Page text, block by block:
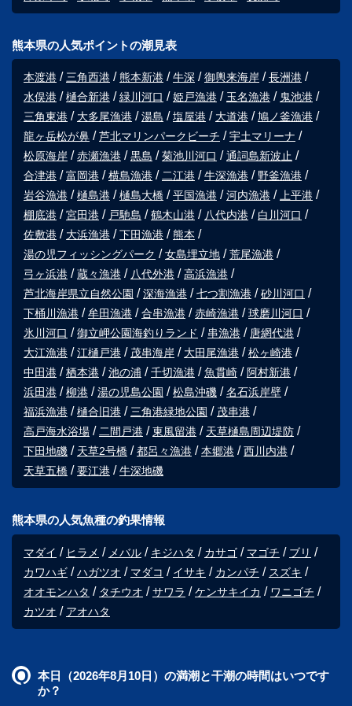
熊本県の人気ポイントの潮見表
本渡港 三角西港 熊本新港 牛深 御輿来海岸
長洲港
水俣港
樋合新港 緑川河口 姫戸漁港 玉名漁港
鬼池港
三角東港
大多尾漁港 湯島 塩屋港 大道港
鳩ノ釜漁港
龍ヶ岳松が鼻
芦北マリンパークビーチ
宇土マリーナ
松原海岸
赤瀬漁港 黒島 菊池川河口
通詞島新波止
合津港
富岡港 横島漁港 二江港 牛深漁港
野釜漁港
岩谷漁港
樋島港 樋島大橋 平国漁港 河内漁港
上平港
棚底港
宮田港 戸馳島 鶴木山港 八代内港
白川河口
佐敷港
大浜漁港 下田漁港
熊本
湯の児フィッシングパーク
女島埋立地
荒尾漁港
弓ヶ浜港
蔵々漁港 八代外港
高浜漁港
芦北海岸県立自然公園
深海漁港 七つ割漁港
砂川河口
下桶川漁港
牟田漁港 合串漁港 赤崎漁港
球磨川河口
氷川河口
御立岬公園海釣りランド 串漁港
唐網代港
大江漁港
江樋戸港 茂串海岸 大田尾漁港
松ヶ崎港
中田港
栖本港 池の浦 千切漁港 魚貫崎
阿村新港
浜田港
柳港 湯の児島公園 松島沖磯
名石浜岸壁
福浜漁港
樋合旧港 三角港緑地公園
茂串港
高戸海水浴場
二間戸港 東風留港
天草樋島周辺堤防
下田地磯
天草2号橋 都呂々漁港 本郷港
西川内港
天草五橋
要江港 牛深地磯
熊本県の人気魚種の釣果情報
マダイ ヒラメ メバル キジハタ カサゴ マゴチ
ブリ
カワハギ
ハガツオ マダコ イサキ カンパチ
スズキ
オオモンハタ
タチウオ サワラ ケンサキイカ
ワニゴチ
カツオ
アオハタ
本日（2026年8月10日）の満潮と干潮の時間はいつです
か？